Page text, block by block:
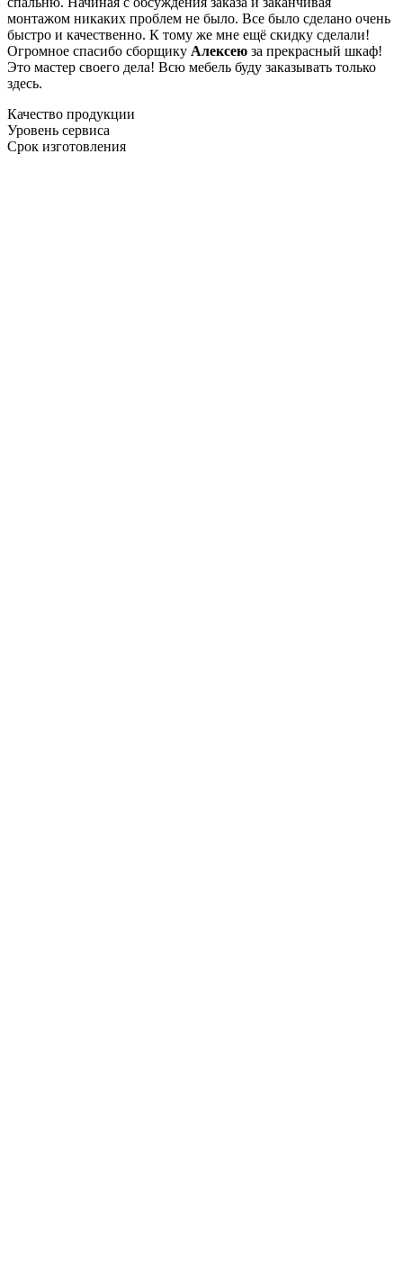
монтажом никаких проблем не было. Все было сделано очень
быстро и качественно. К тому же мне ещё скидку сделали!
Огромное спасибо сборщику Алексею за прекрасный шкаф!
Это мастер своего дела! Всю мебель буду заказывать только
здесь.
Качество продукции
Уровень сервиса
Срок изготовления